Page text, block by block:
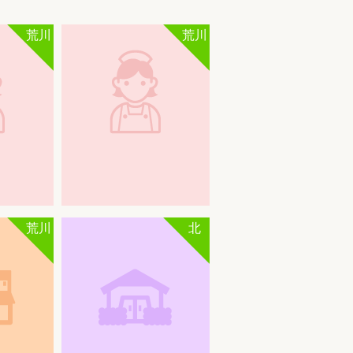
荒川 荒川
荒川 北